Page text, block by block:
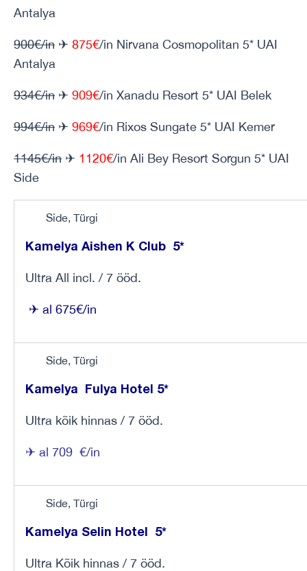
Antalya
900€/in ✈ 875€/in Nirvana Cosmopolitan 5* UAI
Antalya
934€/in ✈ 909€/in Xanadu Resort 5* UAI Belek
994€/in ✈ 969€/in Rixos Sungate 5* UAI Kemer
1145€/in ✈ 1120€/in Ali Bey Resort Sorgun 5* UAI
Side
Side, Türgi
Kamelya Aishen K Club 5*
Ultra All incl. / 7 ööd.
✈ al 675€/in
Side, Türgi
Kamelya Fulya Hotel 5*
Ultra kõik hinnas / 7 ööd.
✈ al 709 €/in
Side, Türgi
Kamelya Selin Hotel 5*
Ultra Kõik hinnas / 7 ööd.